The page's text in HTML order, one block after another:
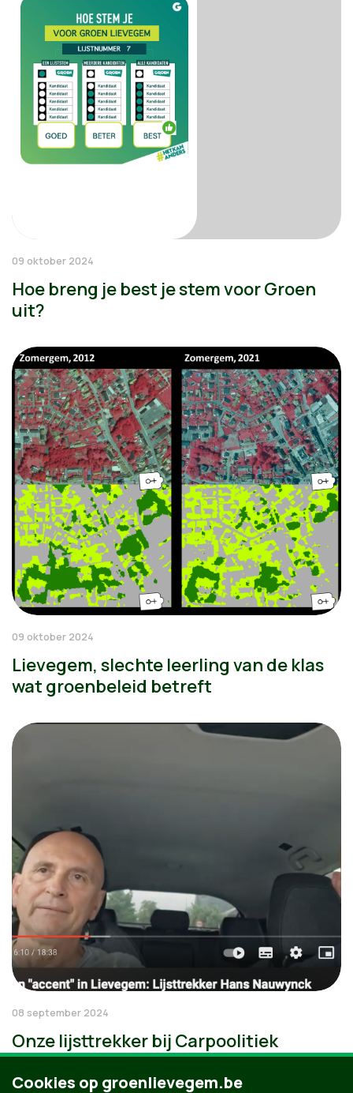
09 oktober 2024
Hoe breng je best je stem voor Groen
uit?
09 oktober 2024
Lievegem, slechte leerling van de klas
wat groenbeleid betreft
08 september 2024
Onze lijsttrekker bij Carpoolitiek
Cookies op groenlievegem.be